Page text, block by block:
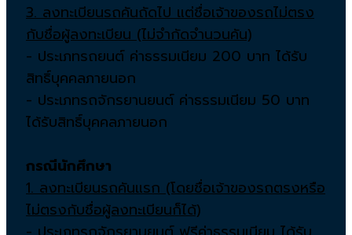
3. ลงทะเบียนรถคันถัดไป แต่ชื่อเจ้าของรถไม่ตรง
กับชื่อผู้ลงทะเบียน (ไม่จำกัดจำนวนคัน)
- ประเภทรถยนต์ ค่าธรรมเนียม 200 บาท ได้รับ
สิทธิ์บุคคลภายนอก
- ประเภทรถจักรยานยนต์ ค่าธรรมเนียม 50 บาท
ได้รับสิทธิ์บุคคลภายนอก
กรณีนักศึกษา
1. ลงทะเบียนรถคันแรก (โดยชื่อเจ้าของรถตรงหรือ
ไม่ตรงกับชื่อผู้ลงทะเบียนก็ได้)